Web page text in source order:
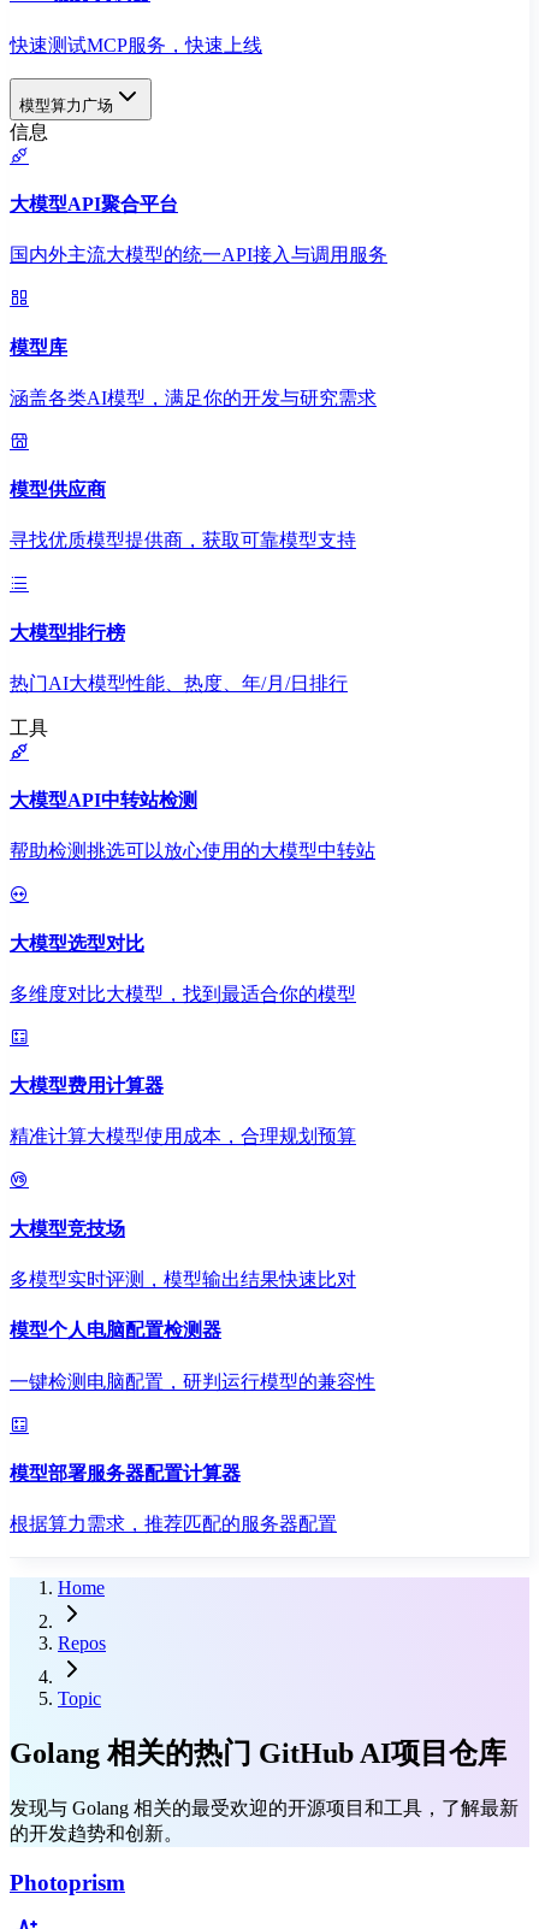
快速测试MCP服务，快速上线
模型算力广场
信息
大模型API聚合平台
国内外主流大模型的统一API接入与调用服务
模型库
涵盖各类AI模型，满足你的开发与研究需求
模型供应商
寻找优质模型提供商，获取可靠模型支持
大模型排行榜
热门AI大模型性能、热度、年/月/日排行
工具
大模型API中转站检测
帮助检测挑选可以放心使用的大模型中转站
大模型选型对比
多维度对比大模型，找到最适合你的模型
大模型费用计算器
精准计算大模型使用成本，合理规划预算
大模型竞技场
多模型实时评测，模型输出结果快速比对
模型个人电脑配置检测器
一键检测电脑配置，研判运行模型的兼容性
模型部署服务器配置计算器
根据算力需求，推荐匹配的服务器配置
Home
Repos
Topic
Golang 相关的热门 GitHub AI项目仓库
发现与 Golang 相关的最受欢迎的开源项目和工具，了解最新
的开发趋势和创新。
Photoprism